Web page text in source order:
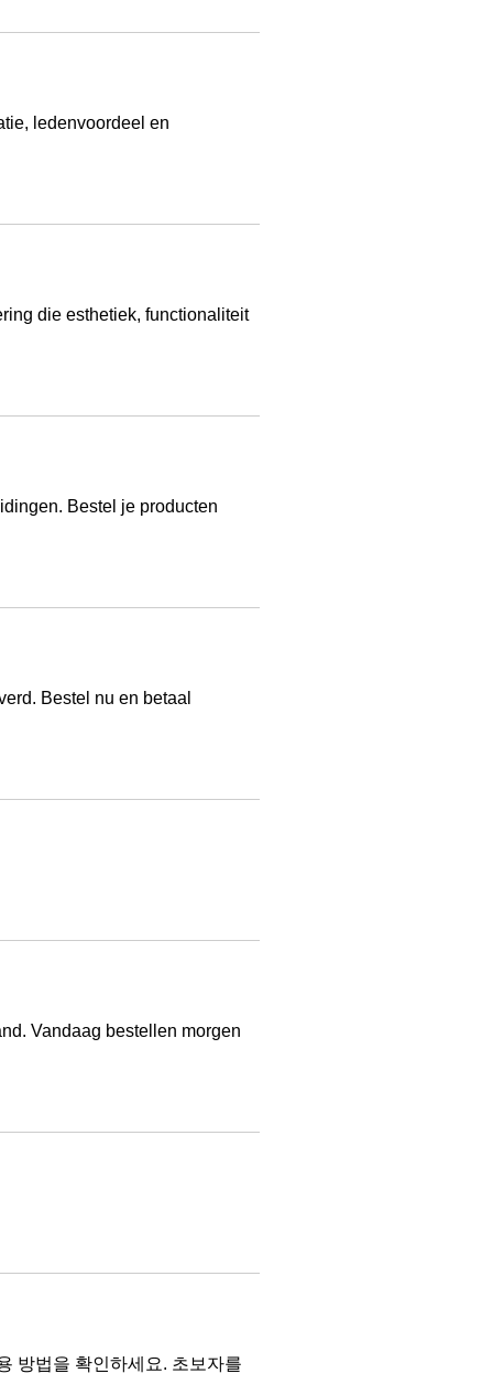
ledenvoordeel en
die esthetiek, functionaliteit
Bestel je producten
Bestel nu en betaal
Vandaag bestellen morgen
방법을 확인하세요. 초보자를